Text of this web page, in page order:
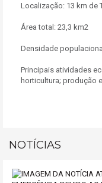
Localização: 13 km de
Área total: 23,3 km2
Densidade
Principais atividades
horticultura; produção
NOTÍCIAS